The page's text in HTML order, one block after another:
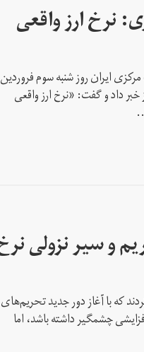
نرخ ارز واقعی
ایران روز شنبه سوم
خبر داد و گفت: «نرخ ارز واقعی
و سیر نزولی
که با آغاز دور جدید تحریم‌های
چشمگیر داشته باشد، اما